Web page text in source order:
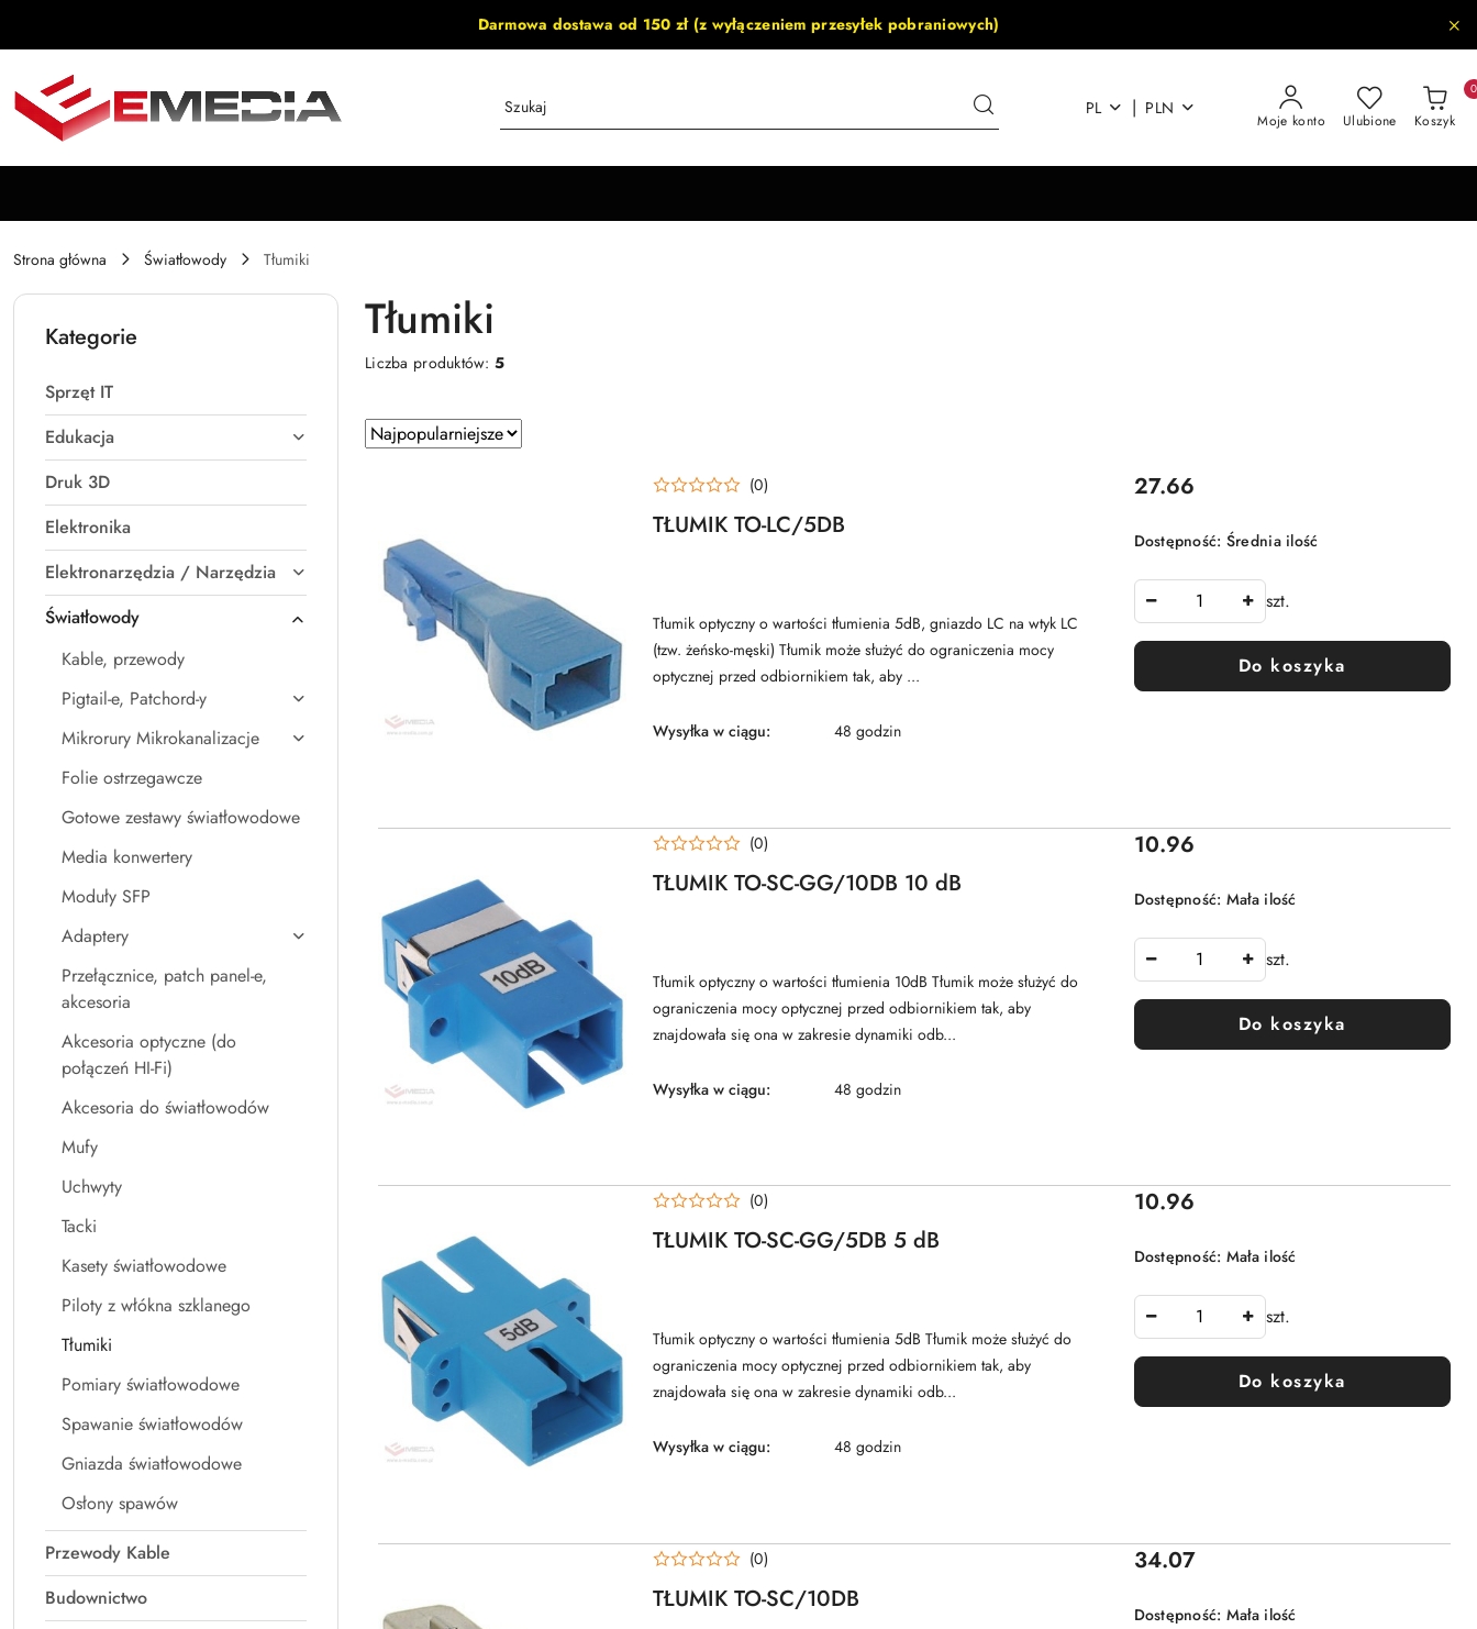
Darmowa dostawa od 150 zł (z wyłączeniem przesyłek pobraniowych)
PL | PLN
Moje konto Ulubione Koszyk
0
Strona główna Światłowody Tłumiki
Kategorie
Sprzęt IT
Edukacja
Druk 3D
Elektronika
Elektronarzędzia / Narzędzia
Światłowody
Kable, przewody
Pigtail-e, Patchord-y
Mikrorury Mikrokanalizacje
Folie ostrzegawcze
Gotowe zestawy światłowodowe
Media konwertery
Moduły SFP
Adaptery
Przełącznice, patch panel-e,
akcesoria
Akcesoria optyczne (do
połączeń HI-Fi)
Akcesoria do światłowodów
Mufy
Uchwyty
Tacki
Kasety światłowodowe
Piloty z włókna szklanego
Tłumiki
Pomiary światłowodowe
Spawanie światłowodów
Gniazda światłowodowe
Osłony spawów
Przewody Kable
Budownictwo
Tłumiki
Liczba produktów:5
Zastosowano
sortowanie:
Sortuj
według
TŁUMIK TO-LC/5DB
(0)
Tłumik optyczny o wartości tłumienia 5dB, gniazdo LC na wtyk LC
(tzw. żeńsko-męski) Tłumik może służyć do ograniczenia mocy
optycznej przed odbiornikiem tak, aby ...
Wysyłka w ciągu: 48 godzin
Cena:
27.66
Dostępność: Średnia ilość
szt.
Do koszyka
TŁUMIK TO-SC-GG/10DB 10 dB
(0)
Tłumik optyczny o wartości tłumienia 10dB Tłumik może służyć do
ograniczenia mocy optycznej przed odbiornikiem tak, aby
znajdowała się ona w zakresie dynamiki odb...
Wysyłka w ciągu: 48 godzin
Cena:
10.96
Dostępność: Mała ilość
szt.
Do koszyka
TŁUMIK TO-SC-GG/5DB 5 dB
(0)
Tłumik optyczny o wartości tłumienia 5dB Tłumik może służyć do
ograniczenia mocy optycznej przed odbiornikiem tak, aby
znajdowała się ona w zakresie dynamiki odb...
Wysyłka w ciągu: 48 godzin
Cena:
10.96
Dostępność: Mała ilość
szt.
Do koszyka
TŁUMIK TO-SC/10DB
(0) Cena:
34.07
Dostępność: Mała ilość